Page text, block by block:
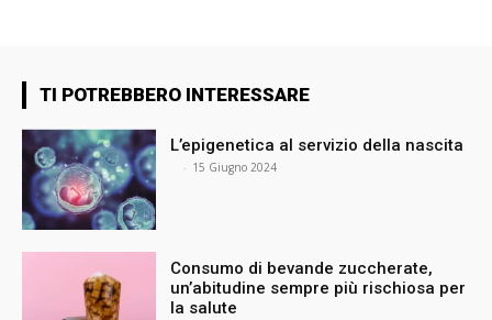
TI POTREBBERO INTERESSARE
L’epigenetica al servizio della nascita
- 15 Giugno 2024
Consumo di bevande zuccherate,
un’abitudine sempre più rischiosa per
la salute